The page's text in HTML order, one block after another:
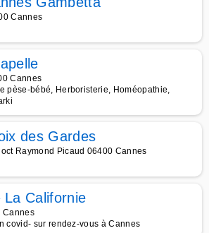
Cannes
Cannes
pèse-bébé, Herboristerie, Homéopathie,
des Gardes
Raymond Picaud 06400 Cannes
La Californie
Cannes
covid- sur rendez-vous à Cannes